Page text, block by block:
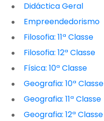
Didáctica Geral
Empreendedorismo
Filosofia: 11ª Classe
Filosofia: 12ª Classe
Física: 10ª Classe
Geografia: 10ª Classe
Geografia: 11ª Classe
Geografia: 12ª Classe